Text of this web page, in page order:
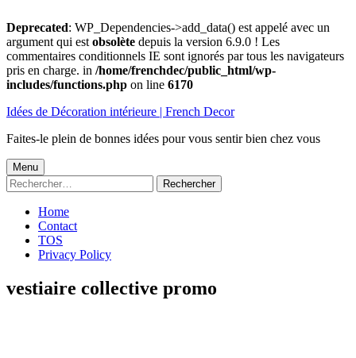
Deprecated: WP_Dependencies->add_data() est appelé avec un
argument qui est obsolète depuis la version 6.9.0 ! Les
commentaires conditionnels IE sont ignorés par tous les navigateurs
pris en charge. in /home/frenchdec/public_html/wp-
includes/functions.php on line 6170
au
Idées de Décoration intérieure | French Decor
Faites-le plein de bonnes idées pour vous sentir bien chez vous
Menu
principal
Menu
Rechercher :
Home
Contact
TOS
Privacy Policy
vestiaire collective promo